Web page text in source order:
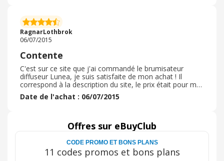
RagnarLothbrok
06/07/2015
Contente
C'est sur ce site que j'ai commandé le brumisateur
diffuseur Lunea, je suis satisfaite de mon achat ! Il
correspond à la description du site, le prix était pour moi
tout à fait abordables. La livraison s'est bien passée, pas
cher et rapide dans un colis bien protégé !
Date de l'achat : 06/07/2015
Offres sur eBuyClub
CODE PROMO ET BONS PLANS
11 codes promos et bons plans